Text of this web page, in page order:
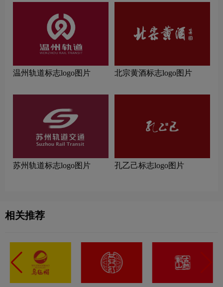
温州轨道标志logo图片 北宗黄酒标志logo图片
苏州轨道标志logo图片 孔乙己标志logo图片
相关推荐